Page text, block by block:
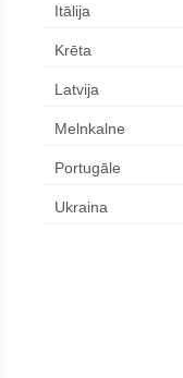
Itālija
Krēta
Latvija
Melnkalne
Portugāle
Ukraina